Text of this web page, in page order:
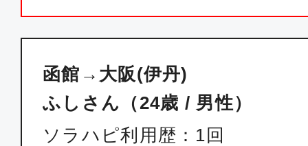
函館→大阪(伊丹)
ふしさん（24歳 / 男性）
ソラハピ利用歴：1回